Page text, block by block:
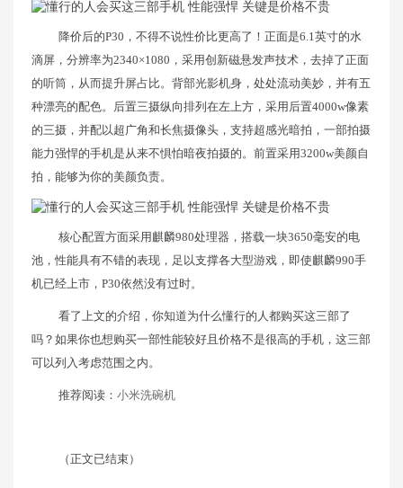
降价后的P30，不得不说性价比更高了！正面是6.1英寸的水
滴屏，分辨率为2340×1080，采用创新磁悬发声技术，去掉了正面
的听筒，从而提升屏占比。背部光影机身，处处流动美妙，并有五
种漂亮的配色。后置三摄纵向排列在左上方，采用后置4000w像素
的三摄，并配以超广角和长焦摄像头，支持超感光暗拍，一部拍摄
能力强悍的手机是从来不惧怕暗夜拍摄的。前置采用3200w美颜自
拍，能够为你的美颜负责。
核心配置方面采用麒麟980处理器，搭载一块3650毫安的电
池，性能具有不错的表现，足以支撑各大型游戏，即使麒麟990手
机已经上市，P30依然没有过时。
看了上文的介绍，你知道为什么懂行的人都购买这三部了
吗？如果你也想购买一部性能较好且价格不是很高的手机，这三部
可以列入考虑范围之内。
推荐阅读： 小米洗碗机
（正文已结束）